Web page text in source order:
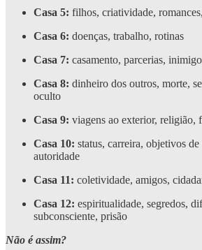
Casa 5: filhos, criatividade,
Casa 6: doenças, trabalho, rotinas
Casa 7: casamento, parcerias,
Casa 8: dinheiro dos outros, morte,
oculto
Casa 9: viagens ao exterior, religião,
Casa 10: status, carreira, objetivos
autoridade
Casa 11: coletividade, amigos,
Casa 12: espiritualidade, segredos,
subconsciente, prisão
Não é assim?